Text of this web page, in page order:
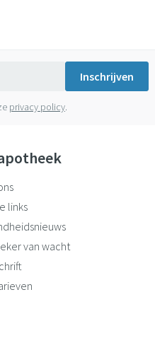
Inschrijven
privacy policy.
links
van wacht